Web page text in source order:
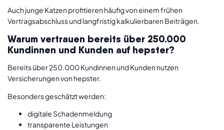
Auch junge Katzen profitieren häufig von einem frühen
Vertragsabschluss und langfristig kalkulierbaren Beiträgen.
Warum vertrauen bereits über 250.000
Kundinnen und Kunden auf hepster?
Bereits über 250.000 Kundinnen und Kunden nutzen
Versicherungen von hepster.
Besonders geschätzt werden:
digitale Schadenmeldung
transparente Leistungen